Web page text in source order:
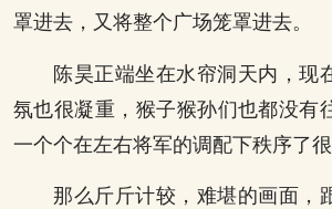
罩进去，又将整个广场笼罩进去。
陈昊正端坐在水帘洞天内，现
氛也很凝重，猴子猴孙们也都没有
一个个在左右将军的调配下秩序了很
那么斤斤计较，难堪的画面，